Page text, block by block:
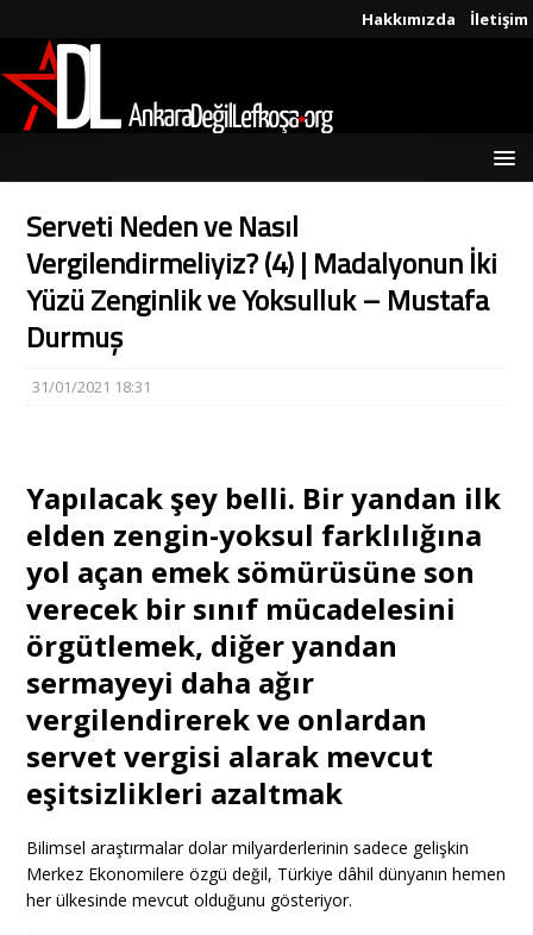
Hakkımızda İletişim
Serveti Neden ve Nasıl
Vergilendirmeliyiz? (4) | Madalyonun İki
Yüzü Zenginlik ve Yoksulluk – Mustafa
Durmuş
31/01/2021 18:31
Yapılacak şey belli. Bir yandan ilk
elden zengin-yoksul farklılığına
yol açan emek sömürüsüne son
verecek bir sınıf mücadelesini
örgütlemek, diğer yandan
sermayeyi daha ağır
vergilendirerek ve onlardan
servet vergisi alarak mevcut
eşitsizlikleri azaltmak
Bilimsel araştırmalar dolar milyarderlerinin sadece gelişkin
Merkez Ekonomilere özgü değil, Türkiye dâhil dünyanın hemen
her ülkesinde mevcut olduğunu gösteriyor.